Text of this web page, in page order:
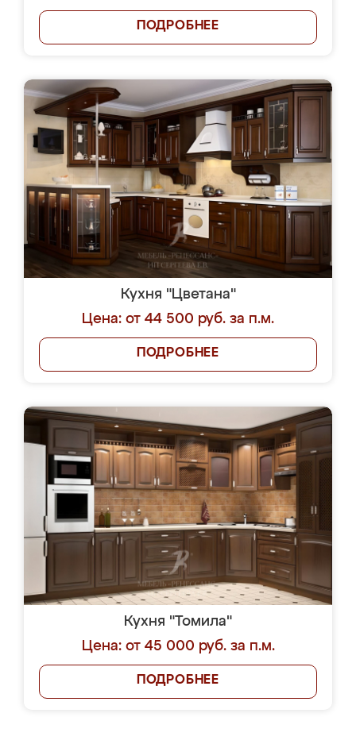
ПОДРОБНЕЕ
Кухня "Цветана"
Цена: от 44 500 руб. за п.м.
ПОДРОБНЕЕ
Кухня "Томила"
Цена: от 45 000 руб. за п.м.
ПОДРОБНЕЕ